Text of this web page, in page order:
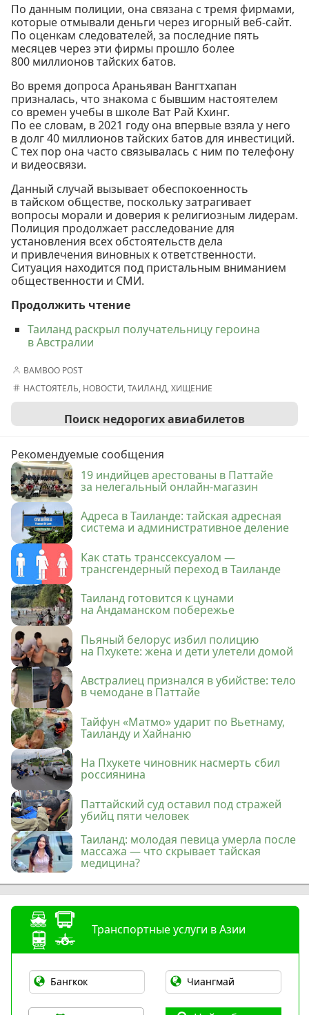
По данным полиции, она связана с тремя фирмами,
которые отмывали деньги через игорный веб-сайт.
По оценкам следователей, за последние пять
месяцев через эти фирмы прошло более
800 миллионов тайских батов.
Во время допроса Араньяван Вангтхапан
призналась, что знакома с бывшим настоятелем
со времен учебы в школе Ват Рай Кхинг.
По ее словам, в 2021 году она впервые взяла у него
в долг 40 миллионов тайских батов для инвестиций.
С тех пор она часто связывалась с ним по телефону
и видеосвязи.
Данный случай вызывает обеспокоенность
в тайском обществе, поскольку затрагивает
вопросы морали и доверия к религиозным лидерам.
Полиция продолжает расследование для
установления всех обстоятельств дела
и привлечения виновных к ответственности.
Ситуация находится под пристальным вниманием
общественности и СМИ.
Продолжить чтение
Таиланд раскрыл получательницу героина
в Австралии
BAMBOO POST
НАСТОЯТЕЛЬ, НОВОСТИ,ТАИЛАНД,ХИЩЕНИЕ
Поиск недорогих авиабилетов
Рекомендуемые сообщения
19 индийцев арестованы в Паттайе
за нелегальный онлайн-магазин
Адреса в Таиланде: тайская адресная
система и административное деление
Как стать транссексуалом —
трансгендерный переход в Таиланде
Таиланд готовится к цунами
на Андаманском побережье
Пьяный белорус избил полицию
на Пхукете: жена и дети улетели домой
Австралиец признался в убийстве: тело
в чемодане в Паттайе
Тайфун «Матмо» ударит по Вьетнаму,
Таиланду и Хайнаню
На Пхукете чиновник насмерть сбил
россиянина
Паттайский суд оставил под стражей
убийц пяти человек
Таиланд: молодая певица умерла после
массажа — что скрывает тайская
медицина?
Транспортные услуги в Азии